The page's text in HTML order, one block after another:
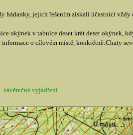
jejich řešením získali účastníci vždy
okýnek v tabulce deset krát deset okýnek,
o cílovém místě, konkrétně:Chaty
závěrečné vyjádření